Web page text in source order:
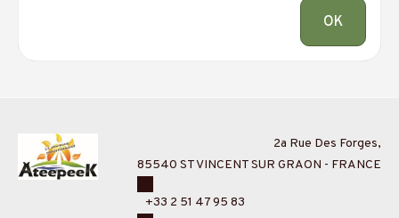
OK
2a Rue Des Forges,
85540 ST VINCENT SUR GRAON - FRANCE
+33 2 51 47 95 83